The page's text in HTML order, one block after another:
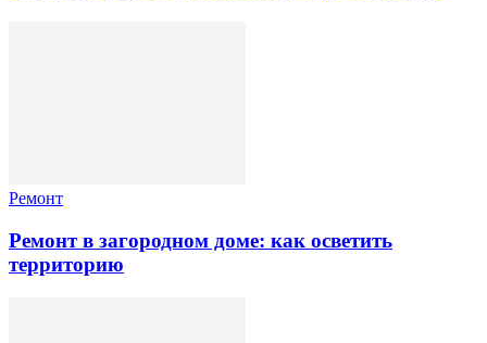
Ремонт
Ремонт в загородном доме: как осветить
территорию